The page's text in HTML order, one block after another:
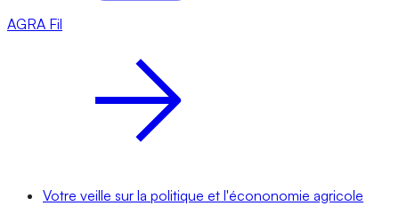
AGRA Fil
Votre veille sur la politique et l'écononomie agricole